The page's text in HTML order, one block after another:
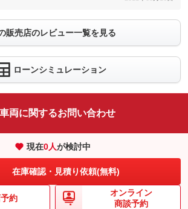
販売店のレビュー一覧を見る
ローンシミュレーション
両に関するお問い合わせ
現在0人が検討中
在庫確認・見積り依頼(無料)
約
オンライン
商談予約